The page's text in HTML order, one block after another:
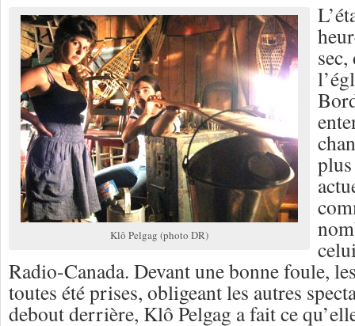
Klô Pelgag (photo DR)
Radio-Canada. Devant une bonne foule,
toutes été prises, obligeant les autres
debout derrière, Klô Pelgag a fait ce